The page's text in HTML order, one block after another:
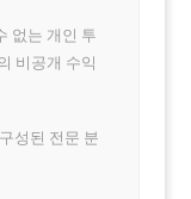
없는 개인 투
비공개 수익
성된 전문 분